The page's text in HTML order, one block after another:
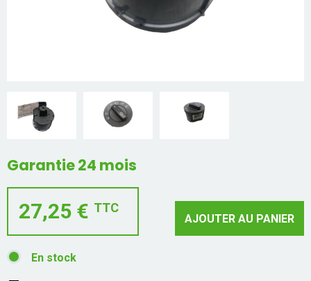
Garantie 24 mois
27,25 € TTC
AJOUTER AU PANIER
En stock